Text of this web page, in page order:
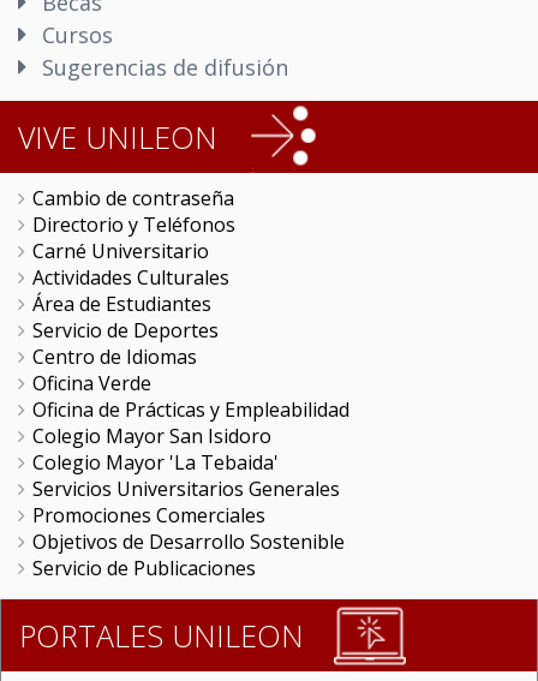
Cursos
Sugerencias de difusión
VIVE UNILEON
Cambio de contraseña
Directorio y Teléfonos
Carné Universitario
Actividades Culturales
Área de Estudiantes
Servicio de Deportes
Centro de Idiomas
Oficina Verde
Oficina de Prácticas y Empleabilidad
Colegio Mayor San Isidoro
Colegio Mayor 'La Tebaida'
Servicios Universitarios Generales
Promociones Comerciales
Objetivos de Desarrollo Sostenible
Servicio de Publicaciones
PORTALES UNILEON